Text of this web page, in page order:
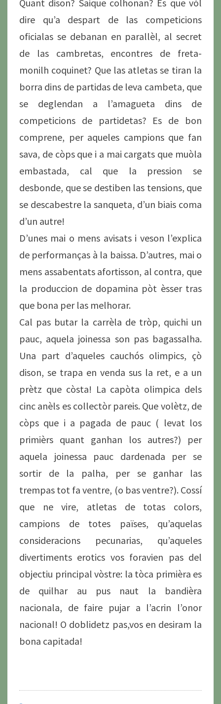
Quant dison? Saique colhonan? Es que vòl
dire qu’a despart de las competicions
oficialas se debanan en parallèl, al secret
de las cambretas, encontres de freta-
monilh coquinet? Que las atletas se tiran la
borra dins de partidas de leva cambeta, que
se deglendan a l’amagueta dins de
competicions de partidetas? Es de bon
comprene, per aqueles campions que fan
sava, de còps que i a mai cargats que muòla
embastada, cal que la pression se
desbonde, que se destiben las tensions, que
se descabestre la sanqueta, d’un biais coma
d’un autre!
D’unes mai o mens avisats i veson l’explica
de performanças à la baissa. D’autres, mai o
mens assabentats afortisson, al contra, que
la produccion de dopamina pòt èsser tras
que bona per las melhorar.
Cal pas butar la carrèla de tròp, quichi un
pauc, aquela joinessa son pas bagassalha.
Una part d’aqueles cauchós olimpics, çò
dison, se trapa en venda sus la ret, e a un
prètz que còsta! La capòta olimpica dels
cinc anèls es collectòr pareis. Que volètz, de
còps que i a pagada de pauc ( levat los
primièrs quant ganhan los autres?) per
aquela joinessa pauc dardenada per se
sortir de la palha, per se ganhar las
trempas tot fa ventre, (o bas ventre?). Cossí
que ne vire, atletas de totas colors,
campions de totes païses, qu’aquelas
consideracions pecunarias, qu’aqueles
divertiments erotics vos foravien pas del
objectiu principal vòstre: la tòca primièra es
de quilhar au pus naut la bandièra
nacionala, de faire pujar a l’acrin l’onor
nacional! O doblidetz pas,vos en desiram la
bona capitada!